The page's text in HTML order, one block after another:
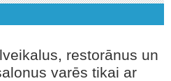
restorānus un
varēs tikai ar